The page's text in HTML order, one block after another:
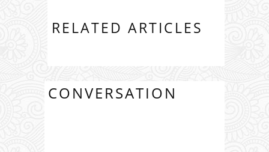
RELATED ARTICLES
CONVERSATION